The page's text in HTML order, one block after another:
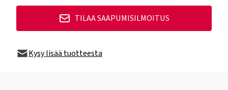
TILAA SAAPUMISILMOITUS
Kysy lisää tuotteesta